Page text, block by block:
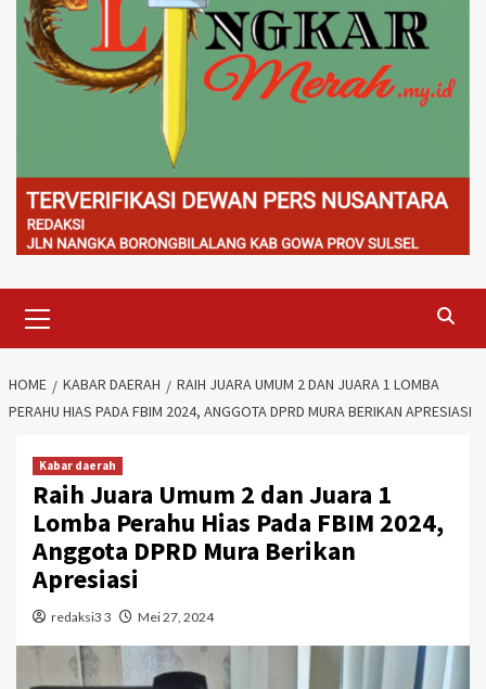
Menu
HOME KABAR DAERAH
RAIH JUARA UMUM 2 DAN JUARA 1 LOMBA
PERAHU HIAS PADA FBIM 2024, ANGGOTA DPRD MURA BERIKAN APRESIASI
Kabar daerah
Raih Juara Umum 2 dan Juara 1
Lomba Perahu Hias Pada FBIM 2024,
Anggota DPRD Mura Berikan
Apresiasi
redaksi3 3 Mei 27, 2024